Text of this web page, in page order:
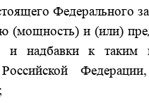
Федерального
(мощность) и (или)
и надбавки к таким
Российской